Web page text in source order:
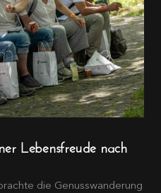
Lebensfreude nach
die Genusswanderung